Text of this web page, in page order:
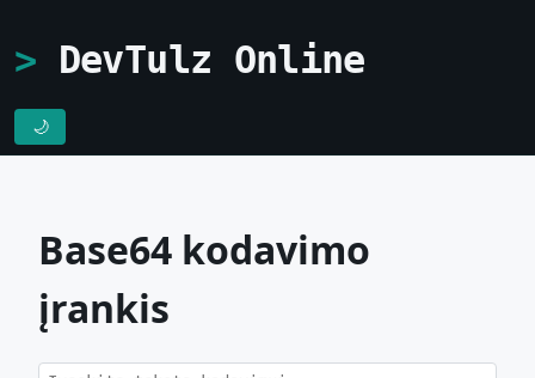
DevTulz Online
🌙
Base64 kodavimo
įrankis